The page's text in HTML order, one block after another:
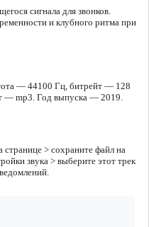
сигнала для звонков.
и клубного ритма при
— 44100 Гц, битрейт — 128
— mp3. Год выпуска — 2019.
> сохраните файл на
звука > выберите этот трек